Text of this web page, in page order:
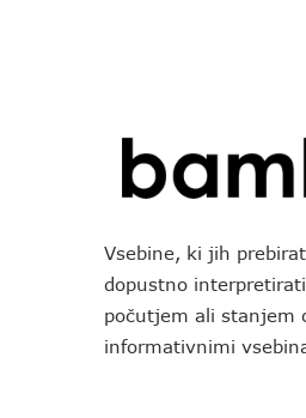
Vsebine, ki jih
dopustno
počutjem ali stanjem
informativnimi